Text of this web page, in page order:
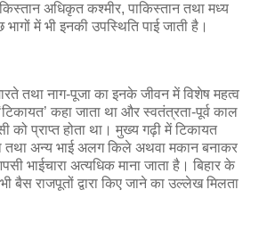
अधिकृत कश्मीर, पाकिस्तान तथा मध्य
में भी इनकी उपस्थिति पाई जाती है।
तथा नाग-पूजा का इनके जीवन में विशेष महत्व
कहा जाता था और स्वतंत्रता-पूर्व काल
को प्राप्त होता था। मुख्य गढ़ी में टिकायत
तथा अन्य भाई अलग किले अथवा मकान बनाकर
भाईचारा अत्यधिक माना जाता है। बिहार के
बैस राजपूतों द्वारा किए जाने का उल्लेख मिलता